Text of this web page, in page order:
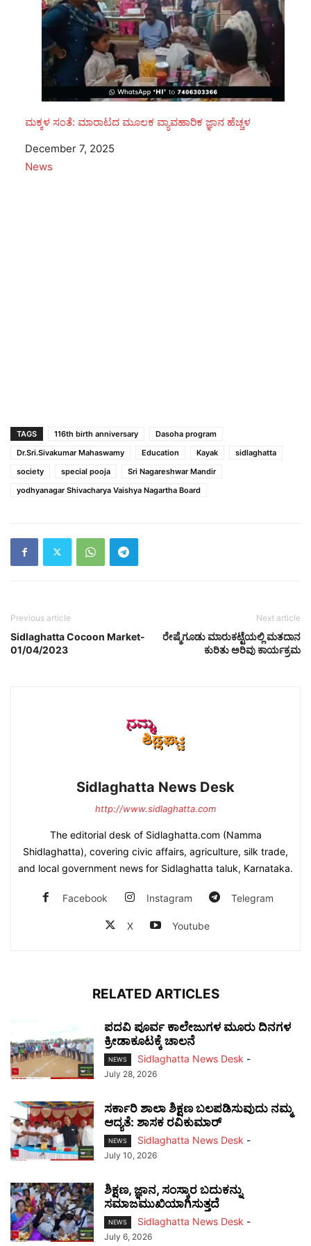
ಮಕ್ಕಳ ಸಂತೆ: ಮಾರಾಟದ ಮೂಲಕ ವ್ಯಾವಹಾರಿಕ ಜ್ಞಾನ ಹೆಚ್ಚಳ
Date
December 7, 2025
In relation to
News
TAGS 116th birth anniversary
Dasoha program
Dr.Sri.Sivakumar Mahaswamy
Education Kayak
sidlaghatta
society
special pooja
Sri Nagareshwar Mandir
yodhyanagar Shivacharya Vaishya Nagartha Board
Previous article
Sidlaghatta Cocoon Market-
01/04/2023
Next article
ರೇಷ್ಮೆಗೂಡು ಮಾರುಕಟ್ಟೆಯಲ್ಲಿ ಮತದಾನ
ಕುರಿತು ಅರಿವು ಕಾರ್ಯಕ್ರಮ
Sidlaghatta News Desk
http://www.sidlaghatta.com
The editorial desk of Sidlaghatta.com (Namma
Shidlaghatta), covering civic affairs, agriculture, silk trade,
and local government news for Sidlaghatta taluk, Karnataka.
Facebook Instagram Telegram
X Youtube
RELATED ARTICLES
ಪದವಿ ಪೂರ್ವ ಕಾಲೇಜುಗಳ ಮೂರು ದಿನಗಳ
ಕ್ರೀಡಾಕೂಟಕ್ಕೆ ಚಾಲನೆ
NEWS Sidlaghatta News Desk -
July 28, 2026
ಸರ್ಕಾರಿ ಶಾಲಾ ಶಿಕ್ಷಣ ಬಲಪಡಿಸುವುದು ನಮ್ಮ
ಆದ್ಯತೆ: ಶಾಸಕ ರವಿಕುಮಾರ್
NEWS Sidlaghatta News Desk -
July 10, 2026
ಶಿಕ್ಷಣ, ಜ್ಞಾನ, ಸಂಸ್ಕಾರ ಬದುಕನ್ನು
ಸಮಾಜಮುಖಿಯಾಗಿಸುತ್ತದೆ
NEWS Sidlaghatta News Desk -
July 6, 2026